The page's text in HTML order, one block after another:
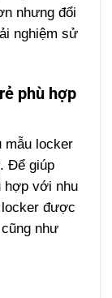
nhưng đổi
nghiệm sử
phù hợp
mẫu locker
Để giúp
hợp với nhu
được
như